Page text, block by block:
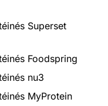
Superset
Foodspring
nu3
MyProtein